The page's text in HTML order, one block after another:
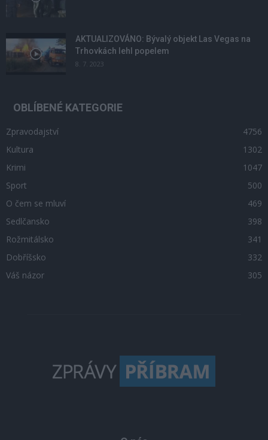
AKTUALIZOVÁNO: Bývalý objekt Las Vegas na
Trhovkách lehl popelem
8. 7. 2023
OBLÍBENÉ KATEGORIE
Zpravodajství
4756
Kultura
1302
Krimi
1047
Sport
500
O čem se mluví
469
Sedlčansko
398
Rožmitálsko
341
Dobříšsko
332
Váš názor
305